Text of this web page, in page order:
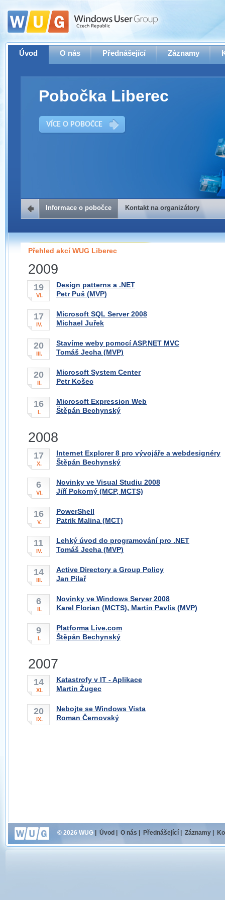
Úvod O nás Přednášející Záznamy
Pobočka Liberec
VÍCE O POBOČCE
Kontakt na organizátory
Pokud máte jakýkoliv dotaz na organizátory této
pobočky, prosím neváhejte nás kontaktovat na e-mailu:
Informace o pobočce Kontakt na organizátory
Přehled akcí WUG Liberec
2009
19
VI.
Design patterns a .NET
Petr Puš (MVP)
17
IV.
Microsoft SQL Server 2008
Michael Juřek
20
III.
Stavíme weby pomocí ASP.NET MVC
Tomáš Jecha (MVP)
20
II.
Microsoft System Center
Petr Košec
16
I.
Microsoft Expression Web
Štěpán Bechynský
2008
17
X.
Internet Explorer 8 pro vývojáře a webdesignéry
Štěpán Bechynský
6
VI.
Novinky ve Visual Studiu 2008
Jiří Pokorný (MCP, MCTS)
16
V.
PowerShell
Patrik Malina (MCT)
11
IV.
Lehký úvod do programování pro .NET
Tomáš Jecha (MVP)
14
III.
Active Directory a Group Policy
Jan Pilař
6
II.
Novinky ve Windows Server 2008
Karel Florian (MCTS), Martin Pavlis (MVP)
9
I.
Platforma Live.com
Štěpán Bechynský
2007
14
XI.
Katastrofy v IT - Aplikace
Martin Žugec
20
IX.
Nebojte se Windows Vista
Roman Černovský
© 2026 WUG Úvod O nás Přednášející Záznamy